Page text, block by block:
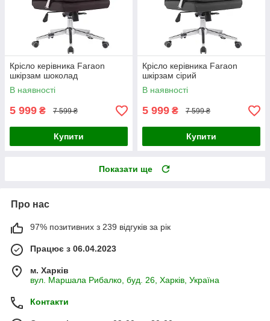
Крісло керівника Faraon
шкірзам шоколад
В наявності
5 999 ₴ 7 599 ₴
Купити
Крісло керівника Faraon
шкірзам сірий
В наявності
5 999 ₴ 7 599 ₴
Купити
Показати ще
Про нас
97% позитивних з 239 відгуків за рік
Працює з 06.04.2023
м. Харків
вул. Маршала Рибалко, буд. 26, Харків, Україна
Контакти